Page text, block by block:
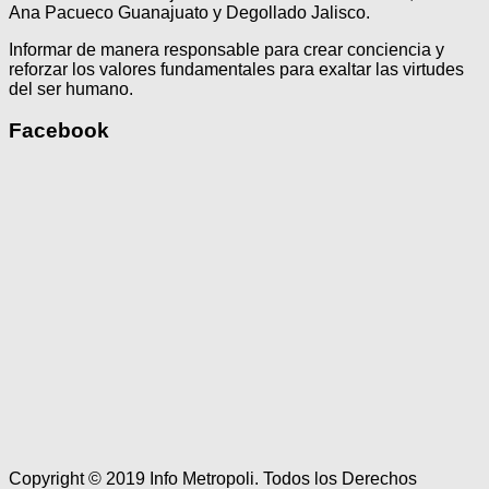
Ana Pacueco Guanajuato y Degollado Jalisco.
Informar de manera responsable para crear conciencia y
reforzar los valores fundamentales para exaltar las virtudes
del ser humano.
Facebook
Copyright © 2019 Info Metropoli. Todos los Derechos